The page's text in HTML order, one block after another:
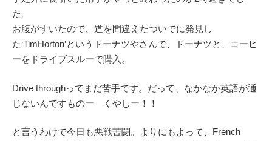
た。
お腹がすいたので、道を間違えたついでに発見し
た‘TimHorton’というドーナツやさんで、ドーナツと、コーヒ
ーをドライブスルーで購入。
Drive throughってまだ苦手です。だって、なかなか英語が通
じないんですものー くやしー！！
と言うわけで今日も悪戦苦闘。よりにもよって、French